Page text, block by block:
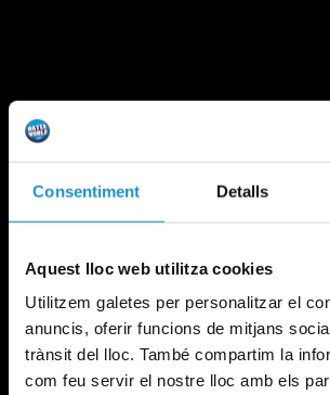
Consentiment Detalls
Aquest lloc web utilitza cookies
Utilitzem galetes per personalitzar el
anuncis, oferir funcions de mitjans
trànsit del lloc. També compartim la
com feu servir el nostre lloc amb els